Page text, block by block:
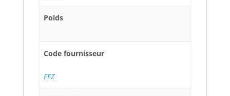
Poids
Code fournisseur
FFZ